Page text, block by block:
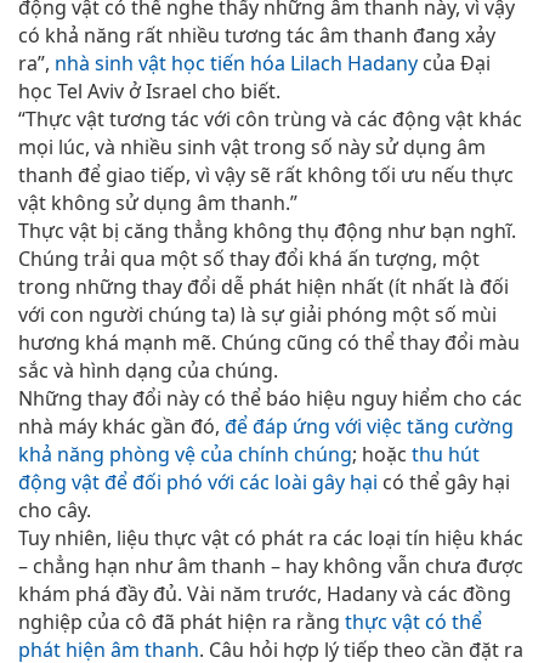
động vật có thể nghe thấy những âm thanh này, vì vậy
có khả năng rất nhiều tương tác âm thanh đang xảy
ra”, nhà sinh vật học tiến hóa Lilach Hadany của Đại
học Tel Aviv ở Israel cho biết.
“Thực vật tương tác với côn trùng và các động vật khác
mọi lúc, và nhiều sinh vật trong số này sử dụng âm
thanh để giao tiếp, vì vậy sẽ rất không tối ưu nếu thực
vật không sử dụng âm thanh.”
Thực vật bị căng thẳng không thụ động như bạn nghĩ.
Chúng trải qua một số thay đổi khá ấn tượng, một
trong những thay đổi dễ phát hiện nhất (ít nhất là đối
với con người chúng ta) là sự giải phóng một số mùi
hương khá mạnh mẽ. Chúng cũng có thể thay đổi màu
sắc và hình dạng của chúng.
Những thay đổi này có thể báo hiệu nguy hiểm cho các
nhà máy khác gần đó, để đáp ứng với việc tăng cường
khả năng phòng vệ của chính chúng; hoặc thu hút
động vật để đối phó với các loài gây hại có thể gây hại
cho cây.
Tuy nhiên, liệu thực vật có phát ra các loại tín hiệu khác
– chẳng hạn như âm thanh – hay không vẫn chưa được
khám phá đầy đủ. Vài năm trước, Hadany và các đồng
nghiệp của cô đã phát hiện ra rằng thực vật có thể
phát hiện âm thanh. Câu hỏi hợp lý tiếp theo cần đặt ra